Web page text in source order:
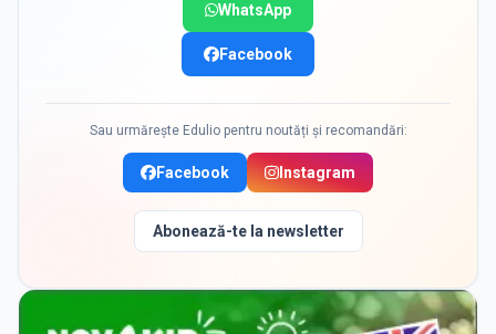
WhatsApp
Facebook
Sau urmărește Edulio pentru noutăți și recomandări:
Facebook Instagram
Abonează-te la newsletter